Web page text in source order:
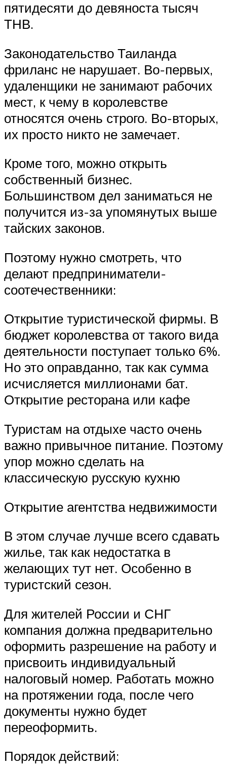
пятидесяти до девяноста тысяч
ТНВ.
Законодательство Таиланда
фриланс не нарушает. Во-первых,
удаленщики не занимают рабочих
мест, к чему в королевстве
относятся очень строго. Во-вторых,
их просто никто не замечает.
Кроме того, можно открыть
собственный бизнес.
Большинством дел заниматься не
получится из-за упомянутых выше
тайских законов.
Поэтому нужно смотреть, что
делают предприниматели-
соотечественники:
Открытие туристической фирмы. В
бюджет королевства от такого вида
деятельности поступает только 6%.
Но это оправданно, так как сумма
исчисляется миллионами бат.
Открытие ресторана или кафе
Туристам на отдыхе часто очень
важно привычное питание. Поэтому
упор можно сделать на
классическую русскую кухню
Открытие агентства недвижимости
В этом случае лучше всего сдавать
жилье, так как недостатка в
желающих тут нет. Особенно в
туристский сезон.
Для жителей России и СНГ
компания должна предварительно
оформить разрешение на работу и
присвоить индивидуальный
налоговый номер. Работать можно
на протяжении года, после чего
документы нужно будет
переоформить.
Порядок действий: